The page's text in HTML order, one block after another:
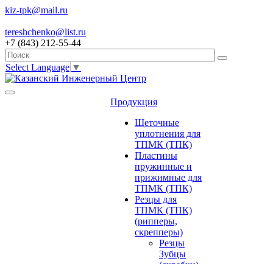
kiz-tpk@mail.ru
tereshchenko@list.ru
+7 (843) 212-55-44
Select Language ▼
Продукция
Щеточные
уплотнения для
ТПМК (ТПК)
Пластины
пружинные и
прижимные для
ТПМК (ТПК)
Резцы для
ТПМК (ТПК)
(рипперы,
скрепперы)
Резцы
Зубцы